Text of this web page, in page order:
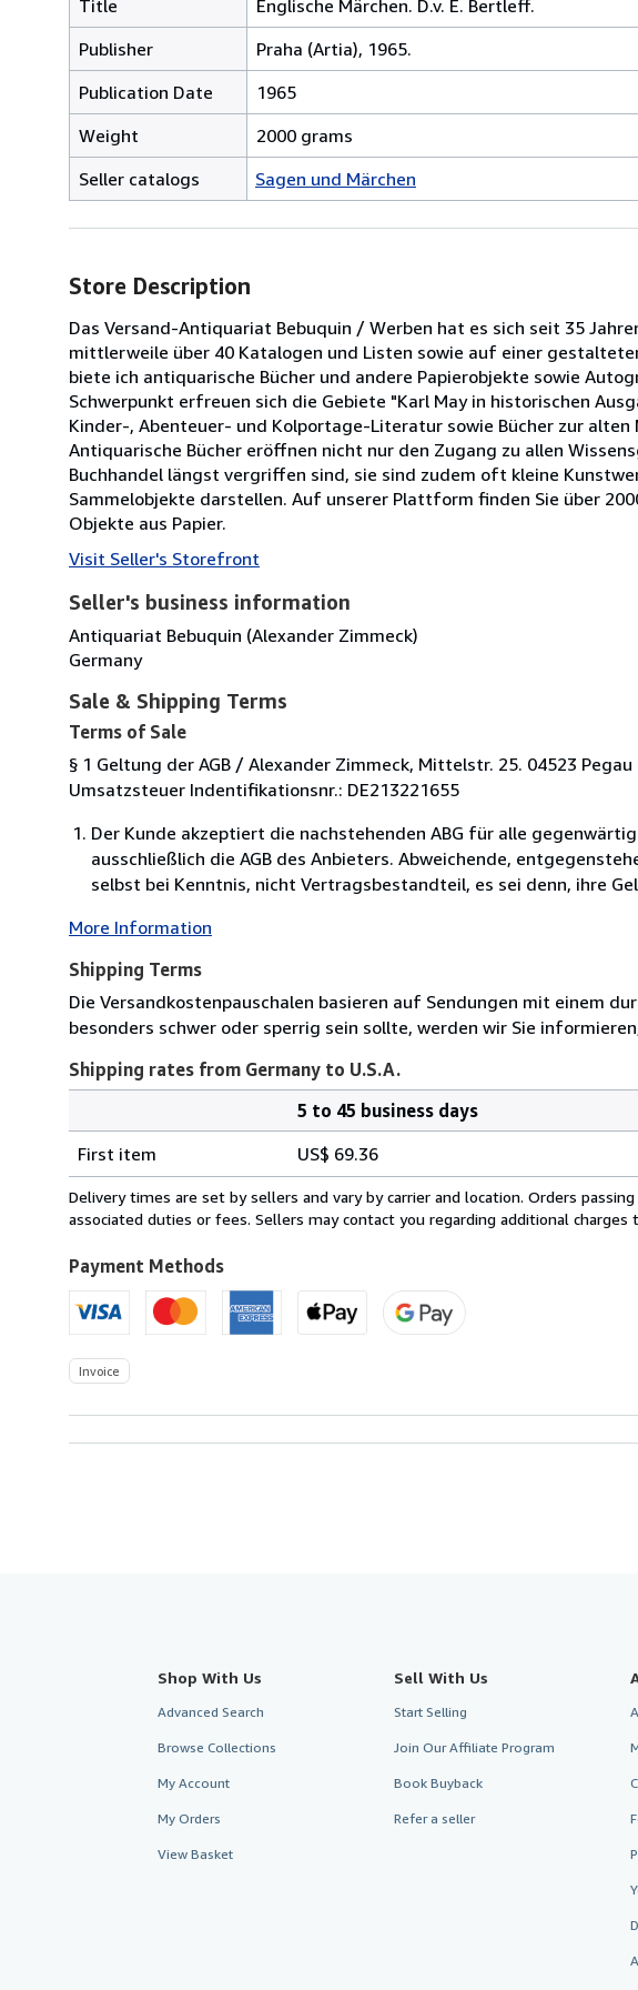
Title
Englische Märchen. D.v. E. Bertleff.
Publisher
Praha (Artia), 1965.
Publication Date
1965
Weight
2000 grams
Seller catalogs
Sagen und Märchen
Store Description
Das Versand-Antiquariat Bebuquin / Werben hat es sich seit 35
mittlerweile über 40 Katalogen und Listen sowie auf einer
biete ich antiquarische Bücher und andere Papierobjekte sowie
Schwerpunkt erfreuen sich die Gebiete "Karl May in historischen
Kinder-, Abenteuer- und Kolportage-Literatur sowie Bücher zur
Antiquarische Bücher eröffnen nicht nur den Zugang zu allen
Buchhandel längst vergriffen sind, sie sind zudem oft kleine
Sammelobjekte darstellen. Auf unserer Plattform finden Sie über
Objekte aus Papier.
Visit Seller's Storefront
Seller's business information
Antiquariat Bebuquin (Alexander Zimmeck)
Germany
Sale & Shipping Terms
Terms of Sale
§ 1 Geltung der AGB / Alexander Zimmeck, Mittelstr. 25. 04523
Umsatzsteuer Indentifikationsnr.: DE213221655
Der Kunde akzeptiert die nachstehenden ABG für alle
ausschließlich die AGB des Anbieters. Abweichende,
selbst bei Kenntnis, nicht Vertragsbestandteil, es sei denn, ihre
More Information
Shipping Terms
Die Versandkostenpauschalen basieren auf Sendungen mit einem
besonders schwer oder sperrig sein sollte, werden wir Sie
Shipping rates from Germany to U.S.A.
rates
from
Germany
U.S.A.
5 to 45 business days
First item
US$ 69.36
Delivery times are set by sellers and vary by carrier and location. Orders
associated duties or fees. Sellers may contact you regarding additional
Payment Methods
Invoice
Shop With Us
Advanced Search
Browse Collections
My Account
My Orders
View Basket
Sell With Us
Start Selling
Join Our Affiliate Program
Book Buyback
Refer a seller